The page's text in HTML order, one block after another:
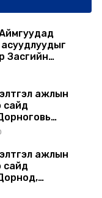
Засгийн
ажлын
сайд
ажлын
сайд
ажиллав